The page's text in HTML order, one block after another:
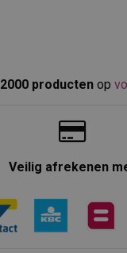
2000 producten op
Veilig afrekenen